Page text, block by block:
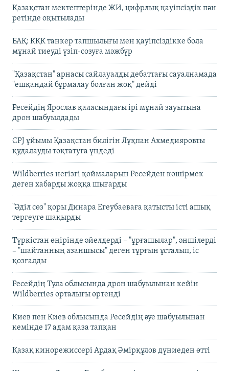
Қазақстан мектептерінде ЖИ, цифрлық қауіпсіздік пән
ретінде оқытылады
БАҚ: КҚК танкер тапшылығы мен қауіпсіздікке бола
мұнай тиеуді үзіп-созуға мәжбүр
"Қазақстан" арнасы сайлауалды дебаттағы сауалнамада
"ешқандай бұрмалау болған жоқ" дейді
Ресейдің Ярослав қаласындағы ірі мұнай зауытына
дрон шабуылдады
CPJ ұйымы Қазақстан билігін Лұқпан Ахмедияровты
қудалауды тоқтатуға үндеді
Wildberries негізгі қоймаларын Ресейден көшірмек
деген хабарды жоққа шығарды
"Әділ сөз" қоры Динара Егеубаеваға қатысты істі ашық
тергеуге шақырды
Түркістан өңірінде әйелдерді – "ұрғашылар", әншілерді
– "шайтанның азаншысы" деген тұрғын ұсталып, іс
қозғалды
Ресейдің Тула облысында дрон шабуылынан кейін
Wildberries орталығы өртенді
Киев пен Киев облысында Ресейдің әуе шабуылынан
кемінде 17 адам қаза тапқан
Қазақ кинорежиссері Ардақ Әмірқұлов дүниеден өтті